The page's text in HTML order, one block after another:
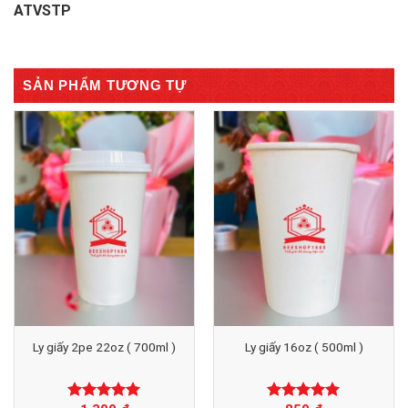
ATVSTP
SẢN PHẨM TƯƠNG TỰ
Ly giấy 2pe 22oz ( 700ml ) Ly giấy 16oz ( 500ml )